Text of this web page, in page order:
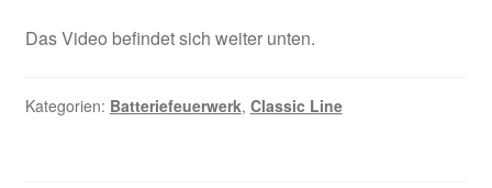
Das Video befindet sich weiter unten.
Kategorien: Batteriefeuerwerk, Classic Line